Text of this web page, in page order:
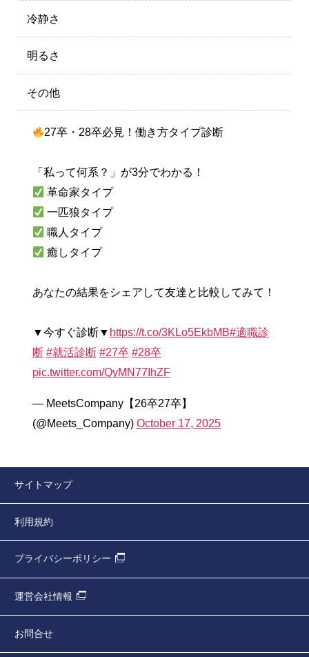
冷静さ
明るさ
その他
27卒・28卒必見！働き方タイプ診断
「私って何系？」が3分でわかる！
革命家タイプ
一匹狼タイプ
職人タイプ
癒しタイプ
あなたの結果をシェアして友達と比較してみて！
▼今すぐ診断▼ https://t.co/3KLo5EkbMB#適職診
断 #就活診断 #27卒 #28卒
pic.twitter.com/QyMN77IhZF
— MeetsCompany【26卒27卒】
(@Meets_Company) October 17, 2025
サイトマップ
利用規約
プライバシーポリシー
運営会社情報
お問合せ